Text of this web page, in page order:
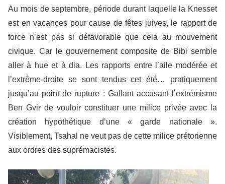
Au mois de septembre, période durant laquelle la Knesset
est en vacances pour cause de fêtes juives, le rapport de
force n’est pas si défavorable que cela au mouvement
civique. Car le gouvernement composite de Bibi semble
aller à hue et à dia. Les rapports entre l’aile modérée et
l’extrême-droite se sont tendus cet été… pratiquement
jusqu’au point de rupture : Gallant accusant l’extrémisme
Ben Gvir de vouloir constituer une milice privée avec la
création hypothétique d’une « garde nationale ».
Visiblement, Tsahal ne veut pas de cette milice prétorienne
aux ordres des suprémacistes.